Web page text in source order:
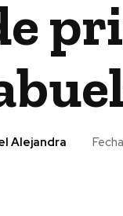
Alejandra